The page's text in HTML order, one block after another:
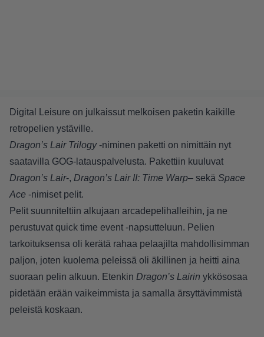
Digital Leisure on julkaissut melkoisen paketin kaikille
retropelien ystäville.
Dragon’s Lair Trilogy-niminen paketti on nimittäin nyt
saatavilla GOG-latauspalvelusta. Pakettiin kuuluvat
Dragon’s Lair-, Dragon’s Lair II: Time Warp– sekä Space
Ace -nimiset pelit.
Pelit suunniteltiin alkujaan arcadepelihalleihin, ja ne
perustuvat quick time event -napsutteluun. Pelien
tarkoituksensa oli kerätä rahaa pelaajilta mahdollisimman
paljon, joten kuolema peleissä oli äkillinen ja heitti aina
suoraan pelin alkuun. Etenkin Dragon’s Lairin ykkösosaa
pidetään erään vaikeimmista ja samalla ärsyttävimmistä
peleistä koskaan.